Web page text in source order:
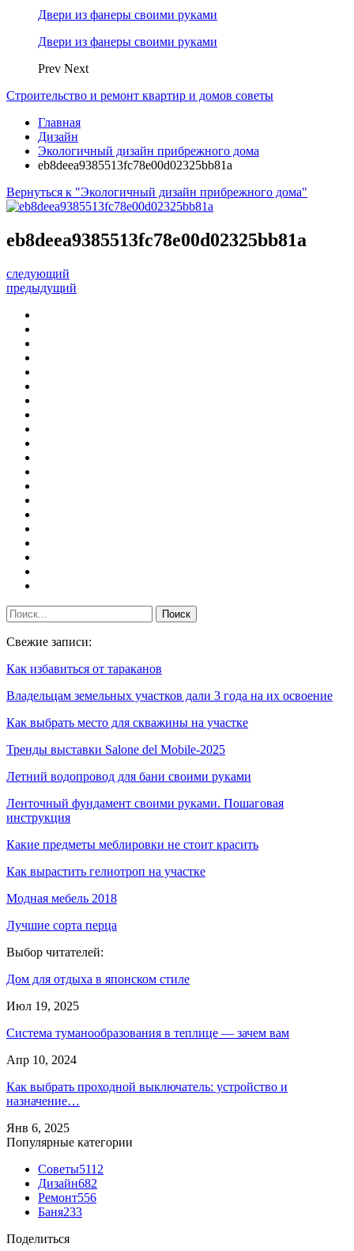
Двери из фанеры своими руками
Двери из фанеры своими руками
Prev Next
Строительство и ремонт квартир и домов советы
Главная
Дизайн
Экологичный дизайн прибрежного дома
eb8deea9385513fc78e00d02325bb81a
Вернуться к "Экологичный дизайн прибрежного дома"
eb8deea9385513fc78e00d02325bb81a
следующий
предыдущий
Свежие записи:
Как избавиться от тараканов
Владельцам земельных участков дали 3 года на их освоение
Как выбрать место для скважины на участке
Тренды выставки Salone del Mobile-2025
Летний водопровод для бани своими руками
Ленточный фундамент своими руками. Пошаговая
инструкция
Какие предметы меблировки не стоит красить
Как вырастить гелиотроп на участке
Модная мебель 2018
Лучшие сорта перца
Выбор читателей:
Дом для отдыха в японском стиле
Июл 19, 2025
Система туманообразования в теплице — зачем вам
Апр 10, 2024
Как выбрать проходной выключатель: устройство и
назначение…
Янв 6, 2025
Популярные категории
Советы5112
Дизайн682
Ремонт556
Баня233
Поделиться